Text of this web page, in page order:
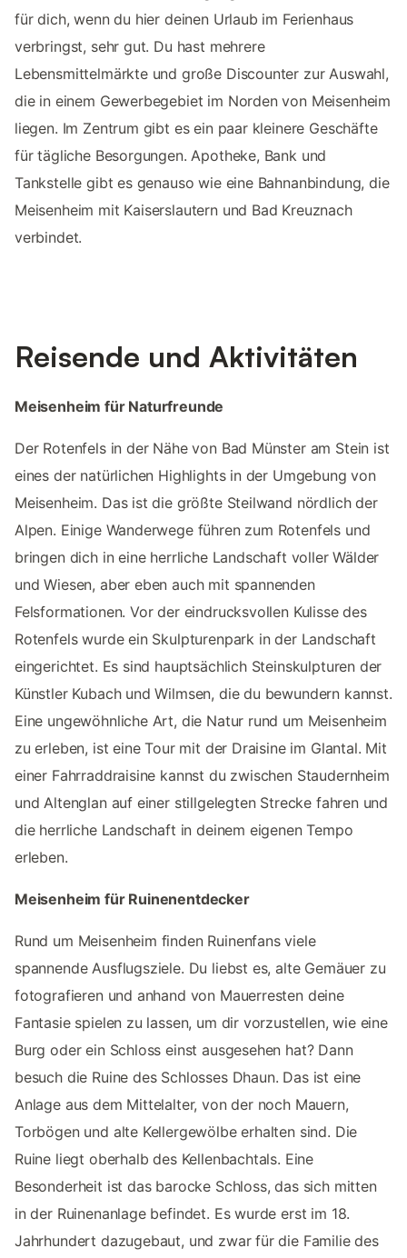
für dich, wenn du hier deinen Urlaub im Ferienhaus
verbringst, sehr gut. Du hast mehrere
Lebensmittelmärkte und große Discounter zur Auswahl,
die in einem Gewerbegebiet im Norden von Meisenheim
liegen. Im Zentrum gibt es ein paar kleinere Geschäfte
für tägliche Besorgungen. Apotheke, Bank und
Tankstelle gibt es genauso wie eine Bahnanbindung, die
Meisenheim mit Kaiserslautern und Bad Kreuznach
verbindet.
Reisende und Aktivitäten
Meisenheim für Naturfreunde
Der Rotenfels in der Nähe von Bad Münster am Stein ist
eines der natürlichen Highlights in der Umgebung von
Meisenheim. Das ist die größte Steilwand nördlich der
Alpen. Einige Wanderwege führen zum Rotenfels und
bringen dich in eine herrliche Landschaft voller Wälder
und Wiesen, aber eben auch mit spannenden
Felsformationen. Vor der eindrucksvollen Kulisse des
Rotenfels wurde ein Skulpturenpark in der Landschaft
eingerichtet. Es sind hauptsächlich Steinskulpturen der
Künstler Kubach und Wilmsen, die du bewundern kannst.
Eine ungewöhnliche Art, die Natur rund um Meisenheim
zu erleben, ist eine Tour mit der Draisine im Glantal. Mit
einer Fahrraddraisine kannst du zwischen Staudernheim
und Altenglan auf einer stillgelegten Strecke fahren und
die herrliche Landschaft in deinem eigenen Tempo
erleben.
Meisenheim für Ruinenentdecker
Rund um Meisenheim finden Ruinenfans viele
spannende Ausflugsziele. Du liebst es, alte Gemäuer zu
fotografieren und anhand von Mauerresten deine
Fantasie spielen zu lassen, um dir vorzustellen, wie eine
Burg oder ein Schloss einst ausgesehen hat? Dann
besuch die Ruine des Schlosses Dhaun. Das ist eine
Anlage aus dem Mittelalter, von der noch Mauern,
Torbögen und alte Kellergewölbe erhalten sind. Die
Ruine liegt oberhalb des Kellenbachtals. Eine
Besonderheit ist das barocke Schloss, das sich mitten
in der Ruinenanlage befindet. Es wurde erst im 18.
Jahrhundert dazugebaut, und zwar für die Familie des